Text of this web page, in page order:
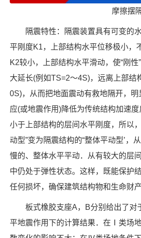
摩擦摆
隔震特性：隔震装置具有可变的
平刚度K1，上部结构水平位移极小，
K2较小，上部结构水平滑动，使“刚
大延长(例如TS=2～4S)，远离上部结
0S)，从而把地面震动有救地隔开，
应(或地震作用)降低为传统结构加速
小于上部结构的层间水平刚度，所以
动型”变为隔震结构的“整体平动型’
慢的、整体水平平动．从有较大的层
中仍处于弹性状态。这样，既能保护
任何损坏，确保建筑结构物和生命财
板式橡胶支座A，B分别给出了
平地震作用下的计算结果．在Ⅰ类场